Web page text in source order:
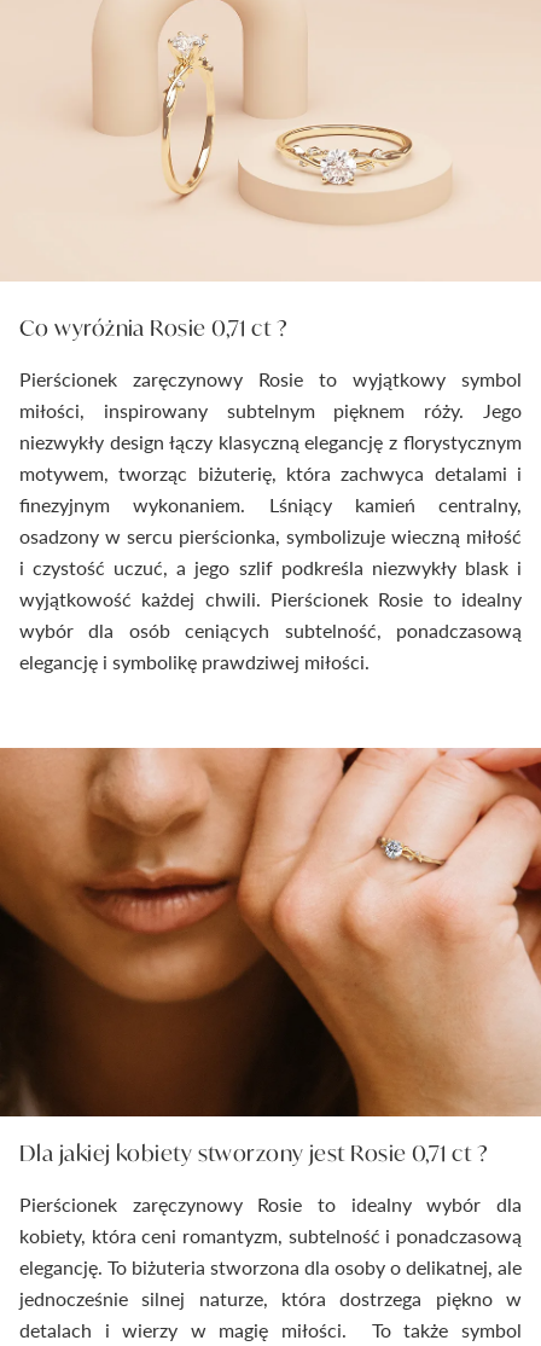
Co wyróżnia Rosie 0,71 ct ?
Pierścionek zaręczynowy Rosie to wyjątkowy symbol
miłości, inspirowany subtelnym pięknem róży. Jego
niezwykły design łączy klasyczną elegancję z florystycznym
motywem, tworząc biżuterię, która zachwyca detalami i
finezyjnym wykonaniem. Lśniący kamień centralny,
osadzony w sercu pierścionka, symbolizuje wieczną miłość
i czystość uczuć, a jego szlif podkreśla niezwykły blask i
wyjątkowość każdej chwili. Pierścionek Rosie to idealny
wybór dla osób ceniących subtelność, ponadczasową
elegancję i symbolikę prawdziwej miłości.
Dla jakiej kobiety stworzony jest Rosie 0,71 ct ?
Pierścionek zaręczynowy Rosie to idealny wybór dla
kobiety, która ceni romantyzm, subtelność i ponadczasową
elegancję. To biżuteria stworzona dla osoby o delikatnej, ale
jednocześnie silnej naturze, która dostrzega piękno w
detalach i wierzy w magię miłości. To także symbol